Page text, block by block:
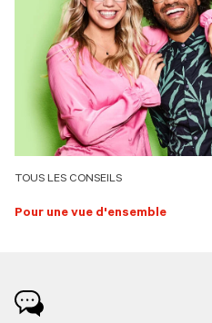
TOUS LES CONSEILS
Pour une vue d'ensemble